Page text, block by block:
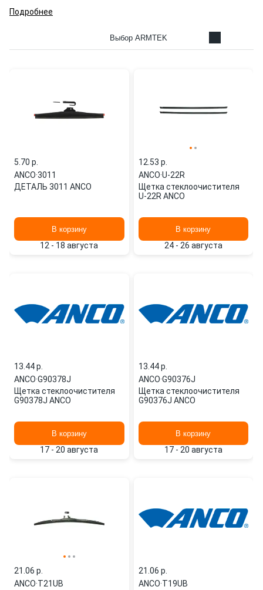
Подробнее
Выбор ARMTEK
5.70 p.
ANCO·3011
ДЕТАЛЬ 3011 ANCO
В корзину
12 - 18 августа
12.53 p.
ANCO·U-22R
Щетка стеклоочистителя
U-22R ANCO
В корзину
24 - 26 августа
13.44 p.
ANCO·G90378J
Щетка стеклоочистителя
G90378J ANCO
В корзину
17 - 20 августа
13.44 p.
ANCO·G90376J
Щетка стеклоочистителя
G90376J ANCO
В корзину
17 - 20 августа
21.06 p.
ANCO·T21UB
21.06 p.
ANCO·T19UB